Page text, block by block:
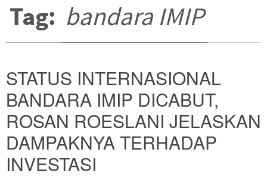
Tag: bandara IMIP
STATUS INTERNASIONAL
BANDARA IMIP DICABUT,
ROSAN ROESLANI JELASKAN
DAMPAKNYA TERHADAP
INVESTASI